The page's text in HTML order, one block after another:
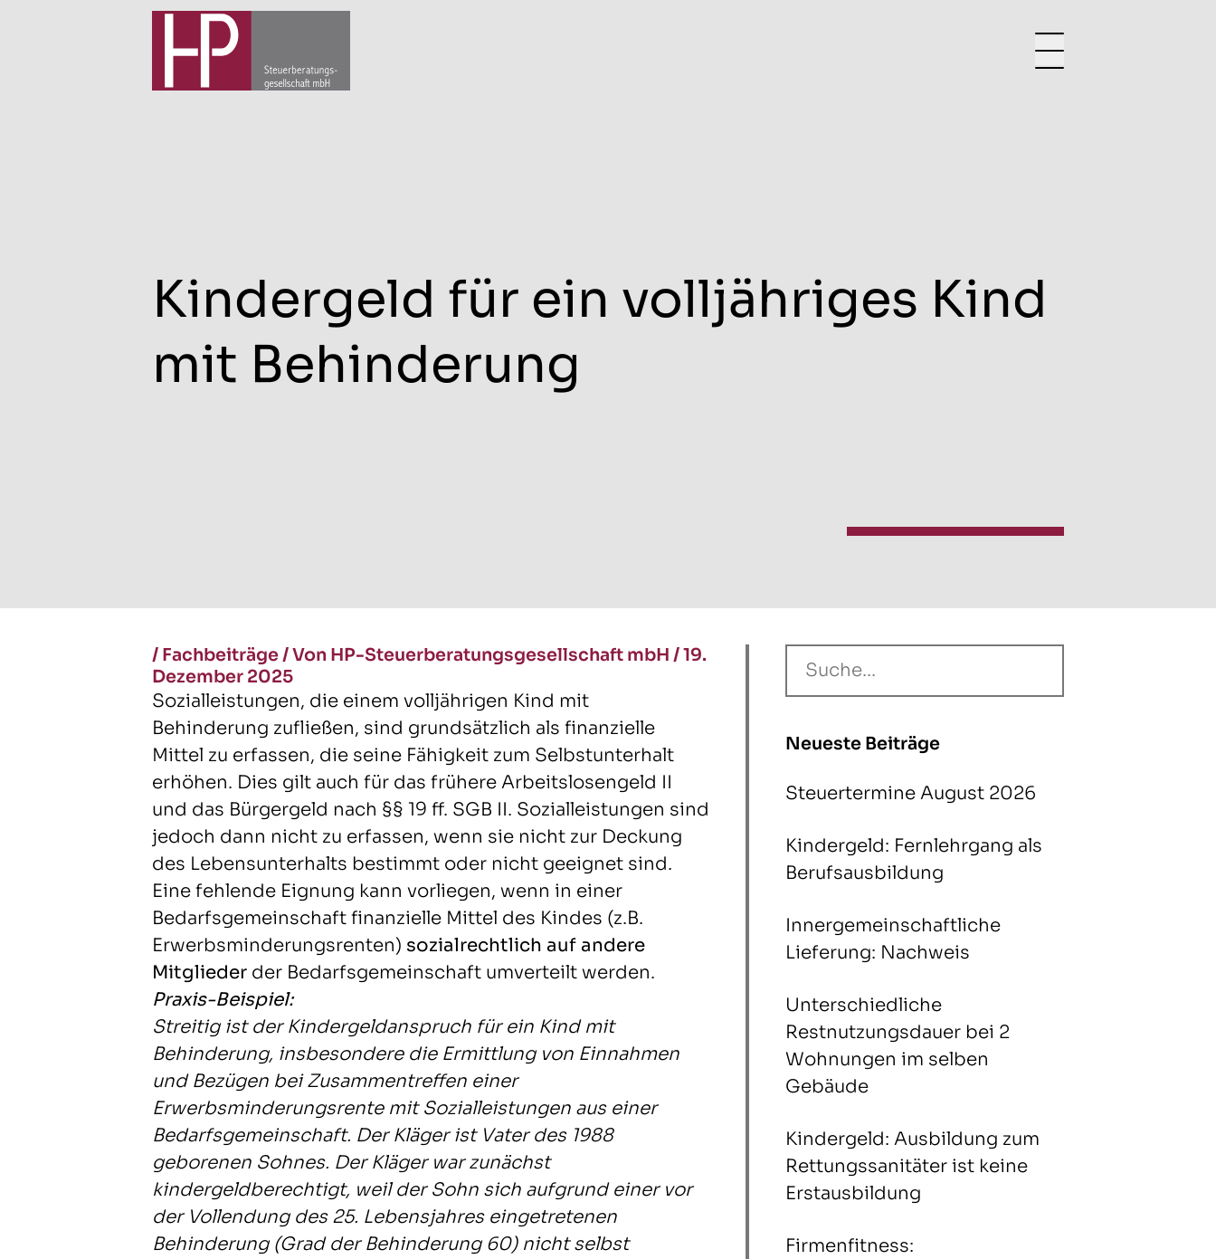
Kindergeld für ein volljähriges Kind
mit Behinderung
/ Fachbeiträge/Von HP-Steuerberatungsgesellschaft mbH /19.
Dezember 2025
Sozialleistungen, die einem volljährigen Kind mit
Behinderung zufließen, sind grundsätzlich als finanzielle
Mittel zu erfassen, die seine Fähigkeit zum Selbstunterhalt
erhöhen. Dies gilt auch für das frühere Arbeitslosengeld II
und das Bürgergeld nach §§ 19 ff. SGB II. Sozialleistungen sind
jedoch dann nicht zu erfassen, wenn sie nicht zur Deckung
des Lebensunterhalts bestimmt oder nicht geeignet sind.
Eine fehlende Eignung kann vorliegen, wenn in einer
Bedarfsgemeinschaft finanzielle Mittel des Kindes (z.B.
Erwerbsminderungsrenten) sozialrechtlich auf andere
Mitglieder der Bedarfsgemeinschaft umverteilt werden.
Praxis-Beispiel:
Streitig ist der Kindergeldanspruch für ein Kind mit
Behinderung, insbesondere die Ermittlung von Einnahmen
und Bezügen bei Zusammentreffen einer
Erwerbsminderungsrente mit Sozialleistungen aus einer
Bedarfsgemeinschaft. Der Kläger ist Vater des 1988
geborenen Sohnes. Der Kläger war zunächst
kindergeldberechtigt, weil der Sohn sich aufgrund einer vor
der Vollendung des 25. Lebensjahres eingetretenen
Behinderung (Grad der Behinderung 60) nicht selbst
Neueste Beiträge
Steuertermine August 2026
Kindergeld: Fernlehrgang als
Berufsausbildung
Innergemeinschaftliche
Lieferung: Nachweis
Unterschiedliche
Restnutzungsdauer bei 2
Wohnungen im selben
Gebäude
Kindergeld: Ausbildung zum
Rettungssanitäter ist keine
Erstausbildung
Firmenfitness: